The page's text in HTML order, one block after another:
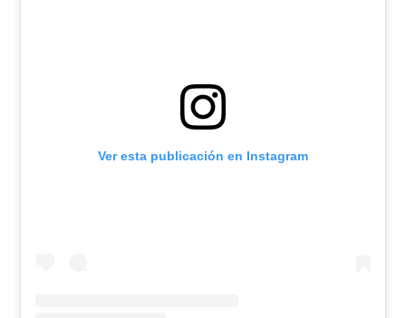
Ver esta publicación en Instagram